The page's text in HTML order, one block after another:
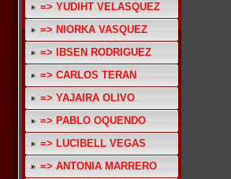
=> YUDIHT VELASQUEZ
=> NIORKA VASQUEZ
=> IBSEN RODRIGUEZ
=> CARLOS TERAN
=> YAJAIRA OLIVO
=> PABLO OQUENDO
=> LUCIBELL VEGAS
=> ANTONIA MARRERO